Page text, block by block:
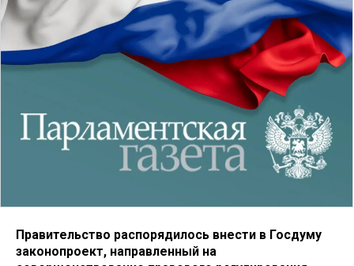
Правительство распорядилось внести в Госдуму
законопроект, направленный на